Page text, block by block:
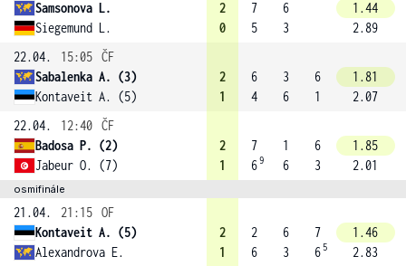
Samsonova L.
Siegemund L.
2
0
7
5
6
3
1.44
2.89
22.04.
15:05 ČF
Sabalenka A. (3)
Kontaveit A. (5)
2
1
6
4
3
6
6
1
1.81
2.07
22.04.
12:40 ČF
Badosa P. (2)
Jabeur O. (7)
2
1
7
69
1
6
6
3
1.85
2.01
osmifinále
21.04. 21:15 OF
Kontaveit A. (5)
Alexandrova E.
2
1
2
6
6
3
7
6 5
1.46
2.83